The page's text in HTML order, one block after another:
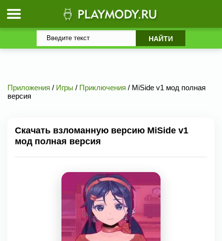
Приложения / Игры / Приключения / MiSide v1 мод полная
версия
Скачать взломанную версию MiSide v1
мод полная версия